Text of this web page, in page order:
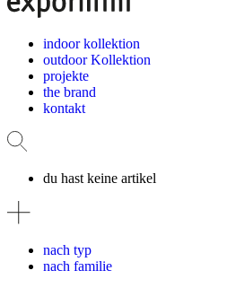
indoor kollektion
outdoor Kollektion
projekte
the brand
kontakt
du hast keine artikel
nach typ
nach familie